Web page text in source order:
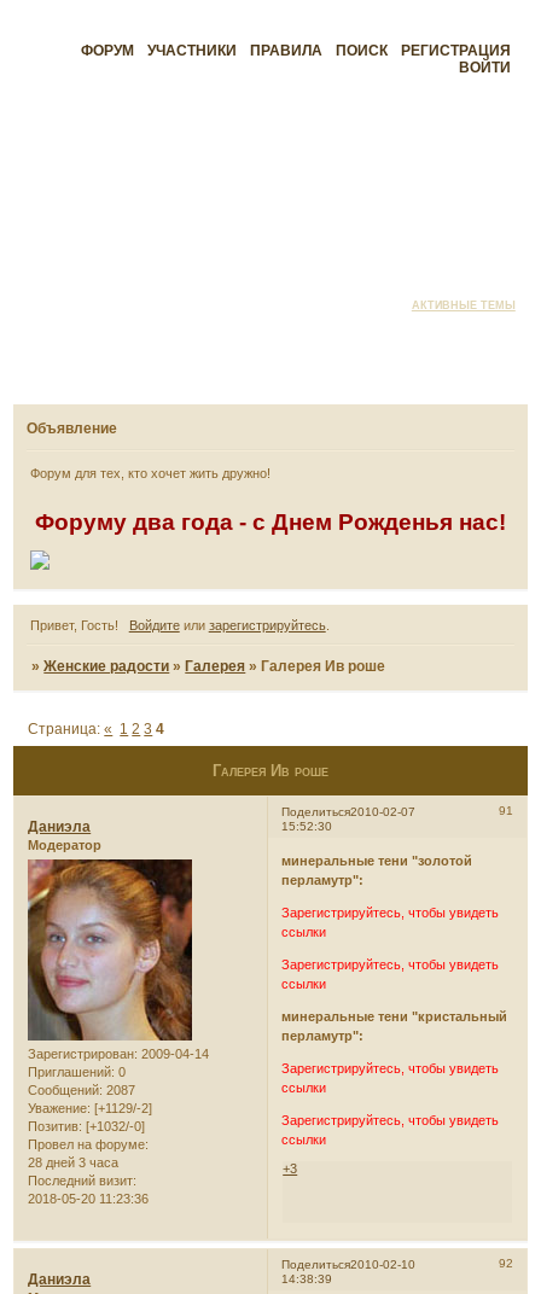
ФОРУМ УЧАСТНИКИ ПРАВИЛА ПОИСК
РЕГИСТРАЦИЯ
ВОЙТИ
АКТИВНЫЕ ТЕМЫ
Объявление
Форум для тех, кто хочет жить дружно!
Форуму два года - с Днем Рожденья нас!
Привет, Гость! Войдитеили зарегистрируйтесь.
»Женские радости » Галерея » Галерея Ив роше
Галерея Ив роше
Страница:« 1 2 3 4
Поделиться 91
2010-02-07
15:52:30
Даниэла
Модератор
Зарегистрирован: 2009-04-14
Приглашений: 0
Сообщений: 2087
Уважение: [+1129/-2]
Позитив: [+1032/-0]
Провел на форуме:
28 дней 3 часа
Последний визит:
2018-05-20 11:23:36
минеральные тени "золотой
перламутр":
Зарегистрируйтесь, чтобы увидеть
ссылки
Зарегистрируйтесь, чтобы увидеть
ссылки
минеральные тени "кристальный
перламутр":
Зарегистрируйтесь, чтобы увидеть
ссылки
Зарегистрируйтесь, чтобы увидеть
ссылки
+3
Поделиться 92
2010-02-10
14:38:39
Даниэла